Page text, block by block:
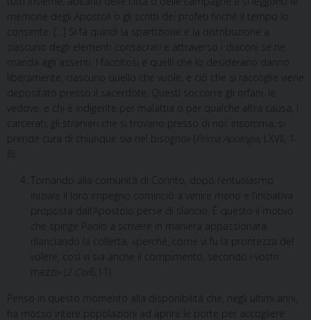
memorie degli Apostoli o gli scritti dei profeti finché il tempo lo
consente. […] Si fa quindi la spartizione e la distribuzione a
ciascuno degli elementi consacrati e attraverso i diaconi se ne
manda agli assenti. I facoltosi e quelli che lo desiderano danno
liberamente, ciascuno quello che vuole, e ciò che si raccoglie viene
depositato presso il sacerdote. Questi soccorre gli orfani, le
vedove, e chi è indigente per malattia o per qualche altra causa, i
carcerati, gli stranieri che si trovano presso di noi: insomma, si
prende cura di chiunque sia nel bisogno» (
, LXVII, 1-
Tornando alla comunità di Corinto, dopo l’entusiasmo
iniziale il loro impegno cominciò a venire meno e l’iniziativa
proposta dall’Apostolo perse di slancio. È questo il motivo
che spinge Paolo a scrivere in maniera appassionata
rilanciando la colletta, «perché, come vi fu la prontezza del
volere, così vi sia anche il compimento, secondo i vostri
mezzi» ( 2 Cor
8,11).
Penso in questo momento alla disponibilità che, negli ultimi anni,
ha mosso intere popolazioni ad aprire le porte per accogliere